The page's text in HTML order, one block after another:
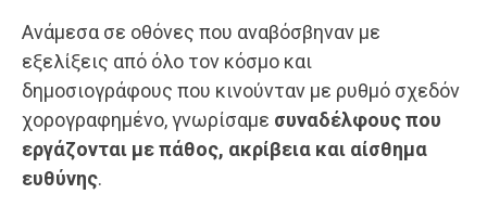
Ανάμεσα σε οθόνες που αναβόσβηναν με
εξελίξεις από όλο τον κόσμο και
δημοσιογράφους που κινούνταν με ρυθμό σχεδόν
χορογραφημένο, γνωρίσαμε συναδέλφους που
εργάζονται με πάθος, ακρίβεια και αίσθημα
ευθύνης.